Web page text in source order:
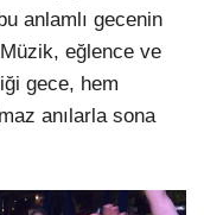
anlamlı gecenin
eğlence ve
gece, hem
anılarla sona